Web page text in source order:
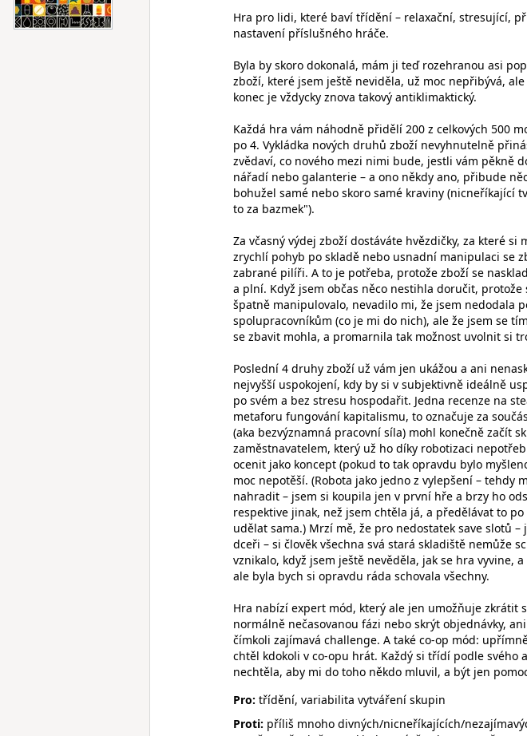
Hra pro lidi, které baví třídění – relaxační, stresující,
nastavení příslušného hráče.
Byla by skoro dokonalá, mám ji teď rozehranou asi
zboží, které jsem ještě neviděla, už moc nepřibývá,
konec je vždycky znova takový antiklimaktický.
Každá hra vám náhodně přidělí 200 z celkových 500
po 4. Vykládka nových druhů zboží nevyhnutelně
zvědaví, co nového mezi nimi bude, jestli vám pěkně
nářadí nebo galanterie – a ono někdy ano, přibude
bohužel samé nebo skoro samé kraviny (nicneříkající
to za bazmek").
Za včasný výdej zboží dostáváte hvězdičky, za které si
zrychlí pohyb po skladě nebo usnadní manipulaci se
zabrané pilíři. A to je potřeba, protože zboží se
a plní. Když jsem občas něco nestihla doručit,
špatně manipulovalo, nevadilo mi, že jsem nedodala
spolupracovníkům (co je mi do nich), ale že jsem se
se zbavit mohla, a promarnila tak možnost uvolnit si
Poslední 4 druhy zboží už vám jen ukážou a ani
nejvyšší uspokojení, kdy by si v subjektivně ideálně
po svém a bez stresu hospodařit. Jedna recenze na
metaforu fungování kapitalismu, to označuje za
(aka bezvýznamná pracovní síla) mohl konečně začít
zaměstnavatelem, který už ho díky robotizaci
ocenit jako koncept (pokud to tak opravdu bylo
moc nepotěší. (Robota jako jedno z vylepšení – tehdy
nahradit – jsem si koupila jen v první hře a brzy ho
respektive jinak, než jsem chtěla já, a předělávat to
udělat sama.) Mrzí mě, že pro nedostatek save slotů
dceři – si člověk všechna svá stará skladiště nemůže
vznikalo, když jsem ještě nevěděla, jak se hra vyvine,
ale byla bych si opravdu ráda schovala všechny.
Hra nabízí expert mód, který ale jen umožňuje zkrátit
normálně nečasovanou fázi nebo skrýt objednávky,
čímkoli zajímavá challenge. A také co-op mód:
chtěl kdokoli v co-opu hrát. Každý si třídí podle svého
nechtěla, aby mi do toho někdo mluvil, a být jen
Pro: třídění, variabilita vytváření skupin
Proti: příliš mnoho divných/nicneříkajících/